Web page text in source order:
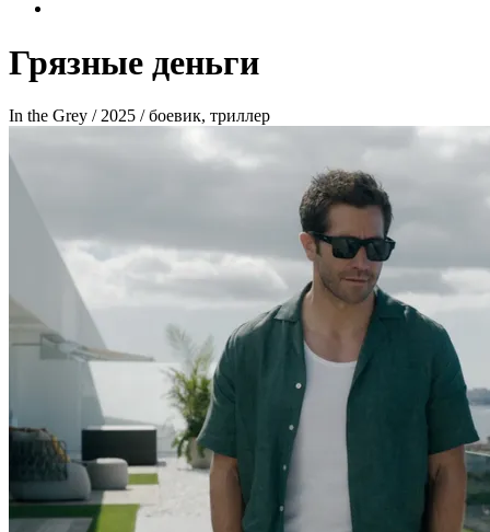
Грязные деньги
In the Grey / 2025 / боевик, триллер